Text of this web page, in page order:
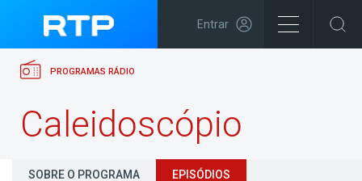
Entrar
PROGRAMAS RÁDIO
Caleidoscópio
SOBRE O PROGRAMA EPISÓDIOS